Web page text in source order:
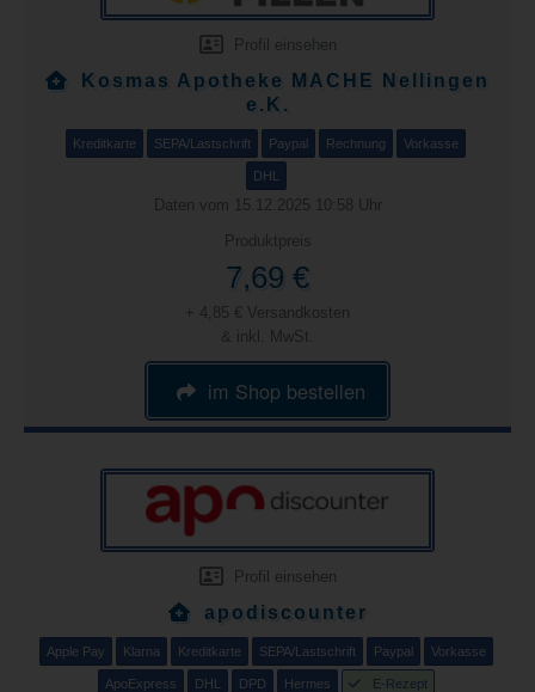
Profil einsehen
Kosmas Apotheke MACHE Nellingen
e.K.
Kreditkarte SEPA/Lastschrift Paypal Rechnung Vorkasse
DHL
Daten vom 15.12.2025 10:58 Uhr
Produktpreis
7,69 €
+ 4,85 € Versandkosten
& inkl. MwSt.
im Shop bestellen
Profil einsehen
apodiscounter
Apple Pay Klarna Kreditkarte SEPA/Lastschrift Paypal Vorkasse
ApoExpress DHL DPD Hermes E-Rezept